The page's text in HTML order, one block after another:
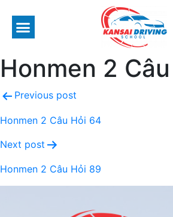
Honmen 2
Previous post
Honmen 2 Câu Hỏi 64
Next post
Honmen 2 Câu Hỏi 89